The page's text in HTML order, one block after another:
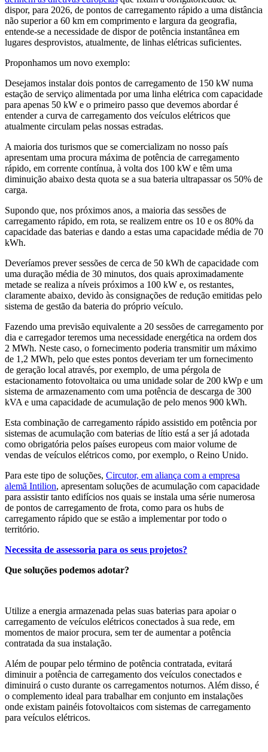
dispor, para 2026, de pontos de carregamento rápido a uma distância
não superior a 60 km em comprimento e largura da geografia,
entende-se a necessidade de dispor de potência instantânea em
lugares desprovistos, atualmente, de linhas elétricas suficientes.
Proponhamos um novo exemplo:
Desejamos instalar dois pontos de carregamento de 150 kW numa
estação de serviço alimentada por uma linha elétrica com capacidade
para apenas 50 kW e o primeiro passo que devemos abordar é
entender a curva de carregamento dos veículos elétricos que
atualmente circulam pelas nossas estradas.
A maioria dos turismos que se comercializam no nosso país
apresentam uma procura máxima de potência de carregamento
rápido, em corrente contínua, à volta dos 100 kW e têm uma
diminuição abaixo desta quota se a sua bateria ultrapassar os 50% de
carga.
Supondo que, nos próximos anos, a maioria das sessões de
carregamento rápido, em rota, se realizem entre os 10 e os 80% da
capacidade das baterias e dando a estas uma capacidade média de 70
kWh.
Deveríamos prever sessões de cerca de 50 kWh de capacidade com
uma duração média de 30 minutos, dos quais aproximadamente
metade se realiza a níveis próximos a 100 kW e, os restantes,
claramente abaixo, devido às consignações de redução emitidas pelo
sistema de gestão da bateria do próprio veículo.
Fazendo uma previsão equivalente a 20 sessões de carregamento por
dia e carregador teremos uma necessidade energética na ordem dos
2 MWh. Neste caso, o fornecimento poderia transmitir um máximo
de 1,2 MWh, pelo que estes pontos deveriam ter um fornecimento
de geração local através, por exemplo, de uma pérgola de
estacionamento fotovoltaica ou uma unidade solar de 200 kWp e um
sistema de armazenamento com uma potência de descarga de 300
kVA e uma capacidade de acumulação de pelo menos 900 kWh.
Esta combinação de carregamento rápido assistido em potência por
sistemas de acumulação com baterias de lítio está a ser já adotada
como obrigatória pelos países europeus com maior volume de
vendas de veículos elétricos como, por exemplo, o Reino Unido.
Para este tipo de soluções, Circutor, em aliança com a empresa
alemã Intilion, apresentam soluções de acumulação com capacidade
para assistir tanto edifícios nos quais se instala uma série numerosa
de pontos de carregamento de frota, como para os hubs de
carregamento rápido que se estão a implementar por todo o
território.
Necessita de assessoria para os seus projetos?
Que soluções podemos adotar?
Utilize a energia armazenada pelas suas baterias para apoiar o
carregamento de veículos elétricos conectados à sua rede, em
momentos de maior procura, sem ter de aumentar a potência
contratada da sua instalação.
Além de poupar pelo término de potência contratada, evitará
diminuir a potência de carregamento dos veículos conectados e
diminuirá o custo durante os carregamentos noturnos. Além disso, é
o complemento ideal para trabalhar em conjunto em instalações
onde existam painéis fotovoltaicos com sistemas de carregamento
para veículos elétricos.